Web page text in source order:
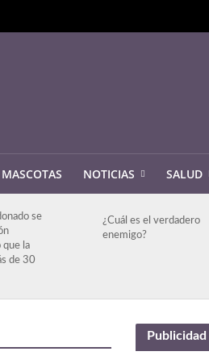
MASCOTAS NOTICIAS SALUD
se
que la
de 30
¿Cuál es el verdadero
enemigo?
Publicidad